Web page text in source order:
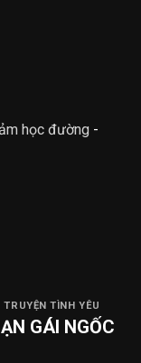
học đường -
TRUYỆN TÌNH YÊU
GÁI NGỐC